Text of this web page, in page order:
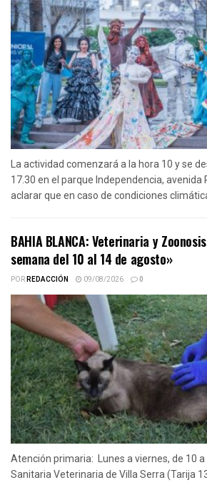
La actividad comenzará a la hora 10 y se
17.30 en el parque Independencia, avenida
aclarar que en caso de condiciones
BAHIA BLANCA: Veterinaria y
semana del 10 al 14 de agosto»
PORREDACCIÓN 09/08/2026 0
Atención primaria: Lunes a viernes, de 10 a
Sanitaria Veterinaria de Villa Serra (Tarija